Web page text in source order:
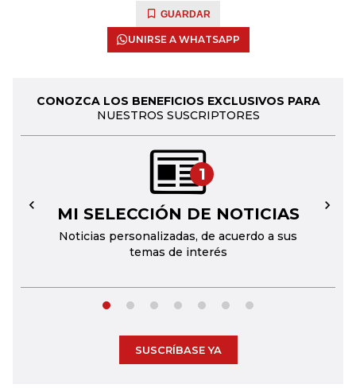
GUARDAR
UNIRSE A WHATSAPP
CONOZCA LOS BENEFICIOS EXCLUSIVOS PARA
NUESTROS SUSCRIPTORES
1
MI SELECCIÓN DE NOTICIAS
Noticias personalizadas, de acuerdo a sus
temas de interés
← →
SUSCRÍBASE YA